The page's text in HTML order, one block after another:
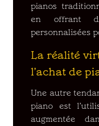
pianos
en offrant
personnalisées
La réalité
l’achat de
Une autre
piano est
augmentée